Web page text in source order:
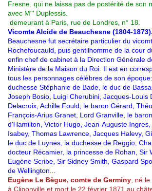
Fresne, qui ne laissa pas de postérité de son
avec M"' Duplessis.
demeurant à Paris, rue de Londres, n° 18.
Vicomte Alcide de Beauchesne (1804-1873).
Beauchesne fut secrétaire particulier du
Rochefoucauld, puis gentilhomme de la cour
enfin chef de cabinet à la Direction Générale
Ministère de la Maison du Roi. Il est en
tous les personnages célèbres de son
duchesse Stéphanie de Bade, le duc de
Joseph Bosio, Luigi Cherubini, Jacques-Louis
Delacroix, Achille Fould, le baron Gérard,
François-Arius Granet, Lord Granville, le
d'Hamilton, Victor Hugo, Jean-Auguste
Isabey, Thomas Lawrence, Jacques Halevy,
le duc de Luynes, la duchesse de Reggio,
docteur Récamier, la princesse de Rohan, Sir
Eugène Scribe, Sir Sidney Smith, Gaspard
de Wellington...
Eugène Le Bègue, comte de Germiny , né
à Cliponville et mort le 22 février 1871 au